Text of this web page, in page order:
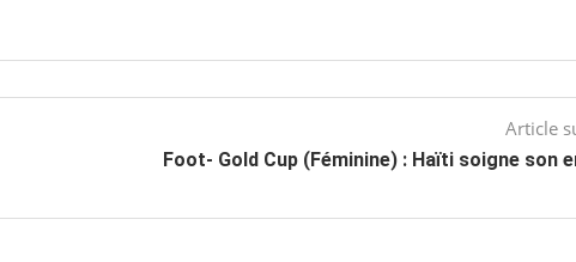
Article
Foot- Gold Cup (Féminine) : Haïti soigne son